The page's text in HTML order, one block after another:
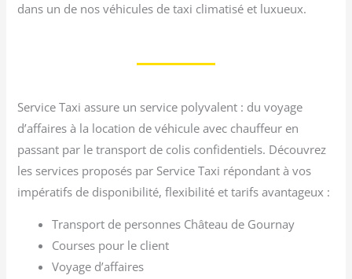
dans un de nos véhicules de taxi climatisé et luxueux.
Service Taxi assure un service polyvalent : du voyage
d’affaires à la location de véhicule avec chauffeur en
passant par le transport de colis confidentiels. Découvrez
les services proposés par Service Taxi répondant à vos
impératifs de disponibilité, flexibilité et tarifs avantageux :
Transport de personnes Château de Gournay
Courses pour le client
Voyage d’affaires